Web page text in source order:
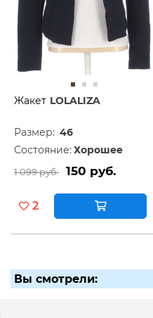
Жакет LOLALIZA
Размер: 46
Состояние: Хорошее
1 099 руб. 150 руб.
2
Вы смотрели: